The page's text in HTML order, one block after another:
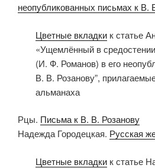
неопубликованных письмах к В.
Цветные вкладки к статье
«Ущемлённый в
(И. Ф. Романов) в его
В. В. Розанову”,
альманаха
Рцы. Письма к В. В. Розанову
Надежда Городецкая. Русская
Цветные вкладки к статье